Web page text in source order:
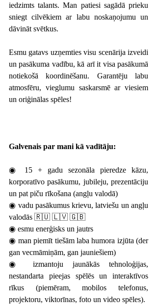
iedzimts talants. Man patiesi sagādā prieku
sniegt cilvēkiem ar labu noskaņojumu un
dāvināt svētkus.
Esmu gatavs uzņemties visu scenārija izveidi
un pasākuma vadību, kā arī it visa pasākumā
notiekošā koordinēšanu. Garantēju labu
atmosfēru, vieglumu saskarsmē ar viesiem
un oriģinālas spēles!
Galvenais par mani kā vadītāju:
◉ 15 + gadu sezonāla pieredze kāzu,
korporatīvo pasākumu, jubileju, prezentāciju
un pat piču rīkošana (angļu valodā)
◉ vadu pasākumus krievu, latviešu un angļu
valodās 🇷🇺 🇱🇻 🇬🇧
◉ esmu enerģisks un jautrs
◉ man piemīt tiešām laba humora izjūta (der
gan vecmāmiņām, gan jauniešiem)
◉ izmantoju jaunākās tehnoloģijas,
nestandarta pieejas spēlēs un interaktīvos
rīkus (piemēram, mobilos telefonus,
projektoru, viktorīnas, foto un video spēles).